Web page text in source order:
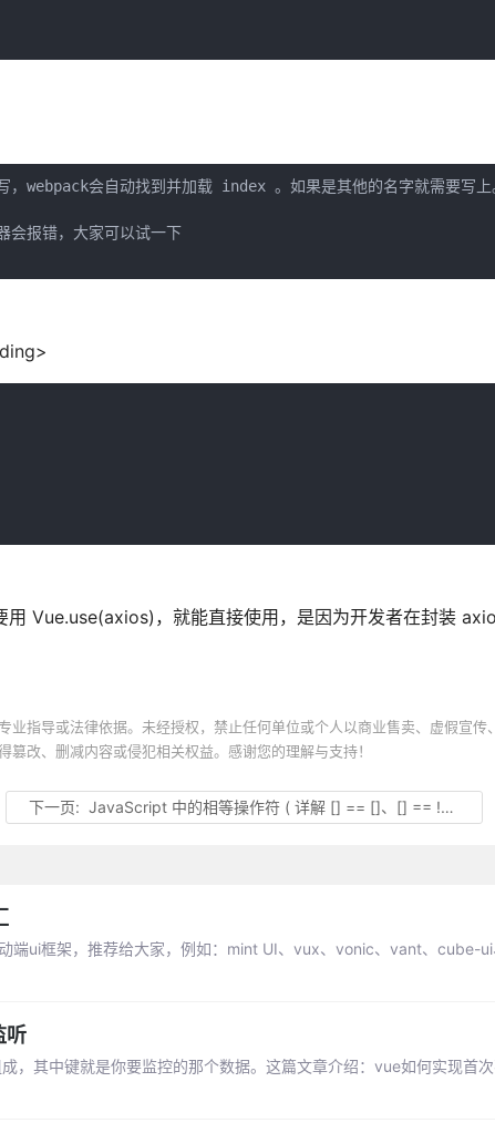
会自动找到并加载 index 。如果是其他的名字就需要写上
报错，大家可以试一下
Vue.use(axios)，就能直接使用，是因为开发者在封装
指导或法律依据。未经授权，禁止任何单位或个人以商业售卖、虚假宣传
改、删减内容或侵犯相关权益。感谢您的理解与支持！
下一页:JavaScript 中的相等操作符 ( 详解 [] == []、[] == ![]、{} == !{} )
端ui框架，推荐给大家，例如：mint UI、vux、vonic、vant、cube-ui
听
，其中键就是你要监控的那个数据。这篇文章介绍：vue如何实现首